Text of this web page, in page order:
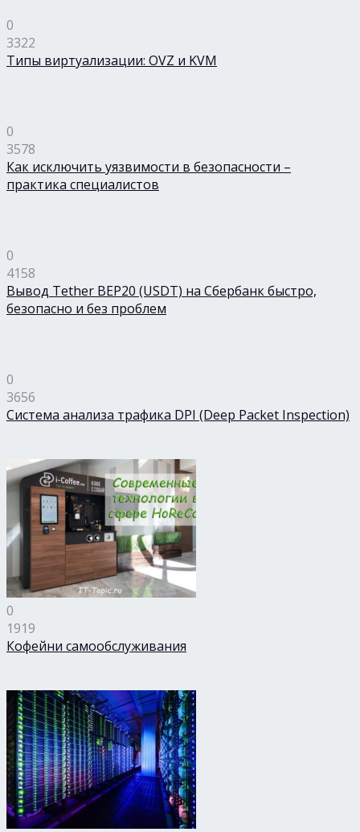
0
3322
Типы виртуализации: OVZ и KVM
0
3578
Как исключить уязвимости в безопасности –
практика специалистов
0
4158
Вывод Tether BEP20 (USDT) на Сбербанк быстро,
безопасно и без проблем
0
3656
Система анализа трафика DPI (Deep Packet Inspection)
0
1919
Кофейни самообслуживания